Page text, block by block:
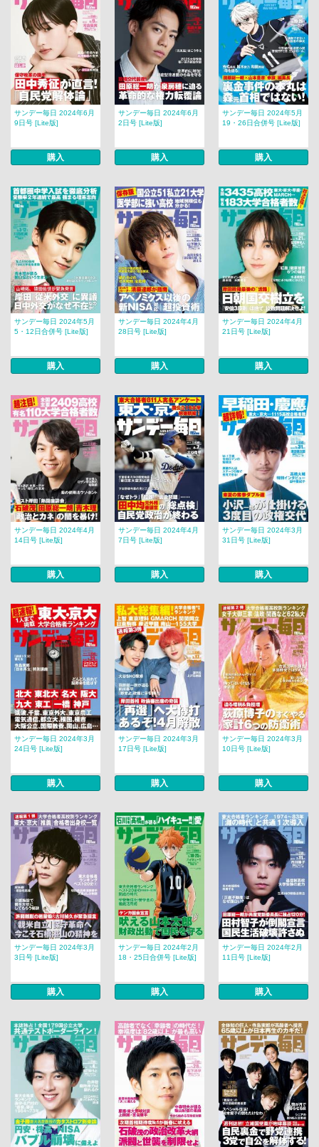
サンデー毎日 2024年6月
9日号 [Lite版]
購入
サンデー毎日 2024年6月
2日号 [Lite版]
購入
サンデー毎日 2024年5月
19・26日合併号 [Lite版]
購入
サンデー毎日 2024年5月
5・12日合併号 [Lite版]
購入
サンデー毎日 2024年4月
28日号 [Lite版]
購入
サンデー毎日 2024年4月
21日号 [Lite版]
購入
サンデー毎日 2024年4月
14日号 [Lite版]
購入
サンデー毎日 2024年4月
7日号 [Lite版]
購入
サンデー毎日 2024年3月
31日号 [Lite版]
購入
サンデー毎日 2024年3月
24日号 [Lite版]
購入
サンデー毎日 2024年3月
17日号 [Lite版]
購入
サンデー毎日 2024年3月
10日号 [Lite版]
購入
サンデー毎日 2024年3月
3日号 [Lite版]
購入
サンデー毎日 2024年2月
18・25日合併号 [Lite版]
購入
サンデー毎日 2024年2月
11日号 [Lite版]
購入